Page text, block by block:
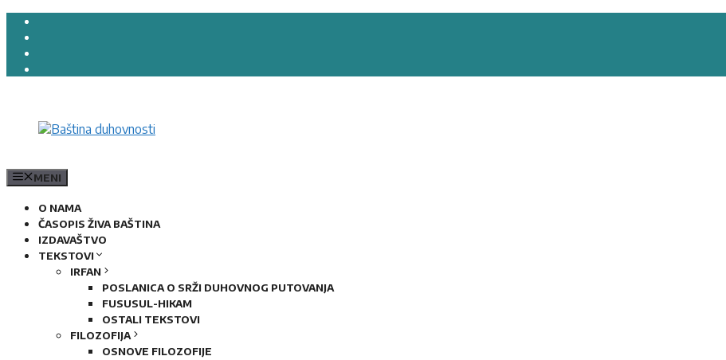
Preskoči
sadržaj
MENI
O NAMA
ČASOPIS ŽIVA BAŠTINA
IZDAVAŠTVO
TEKSTOVI
IRFAN
POSLANICA O SRŽI DUHOVNOG PUTOVANJA
FUSUSUL-HIKAM
OSTALI TEKSTOVI
FILOZOFIJA
OSNOVE FILOZOFIJE